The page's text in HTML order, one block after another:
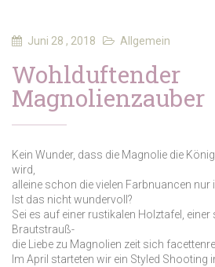
Juni 28 , 2018 Allgemein
Wohlduftender
Magnolienzauber
Kein Wunder, dass die Magnolie die
wird,
alleine schon die vielen Farbnuancen nur
Ist das nicht wundervoll?
Sei es auf einer rustikalen Holztafel,
Brautstrauß-
die Liebe zu Magnolien zeit sich
Im April starteten wir ein Styled Shooting